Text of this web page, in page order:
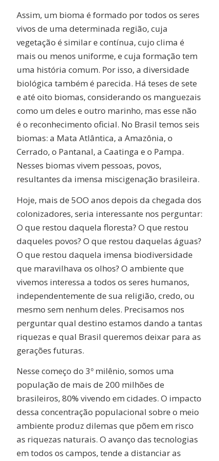
Assim, um bioma é formado por todos os seres
vivos de uma determinada região, cuja
vegetação é similar e contínua, cujo clima é
mais ou menos uniforme, e cuja formação tem
uma história comum. Por isso, a diversidade
biológica também é parecida. Há teses de sete
e até oito biomas, considerando os manguezais
como um deles e outro marinho, mas esse não
é o reconhecimento oficial. No Brasil temos seis
biomas: a Mata Atlântica, a Amazônia, o
Cerrado, o Pantanal, a Caatinga e o Pampa.
Nesses biomas vivem pessoas, povos,
resultantes da imensa miscigenação brasileira.
Hoje, mais de 5OO anos depois da chegada dos
colonizadores, seria interessante nos perguntar:
O que restou daquela floresta? O que restou
daqueles povos? O que restou daquelas águas?
O que restou daquela imensa biodiversidade
que maravilhava os olhos? O ambiente que
vivemos interessa a todos os seres humanos,
independentemente de sua religião, credo, ou
mesmo sem nenhum deles. Precisamos nos
perguntar qual destino estamos dando a tantas
riquezas e qual Brasil queremos deixar para as
gerações futuras.
Nesse começo do 3º milênio, somos uma
população de mais de 200 milhões de
brasileiros, 80% vivendo em cidades. O impacto
dessa concentração populacional sobre o meio
ambiente produz dilemas que põem em risco
as riquezas naturais. O avanço das tecnologias
em todos os campos, tende a distanciar as